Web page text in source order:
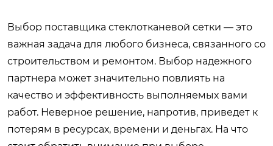
Выбор поставщика стеклотканевой сетки — это
важная задача для любого бизнеса, связанного со
строительством и ремонтом. Выбор надежного
партнера может значительно повлиять на
качество и эффективность выполняемых вами
работ. Неверное решение, напротив, приведет к
потерям в ресурсах, времени и деньгах. На что